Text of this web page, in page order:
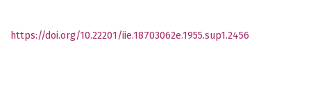
https://doi.org/10.22201/iie.18703062e.1955.sup1.2456